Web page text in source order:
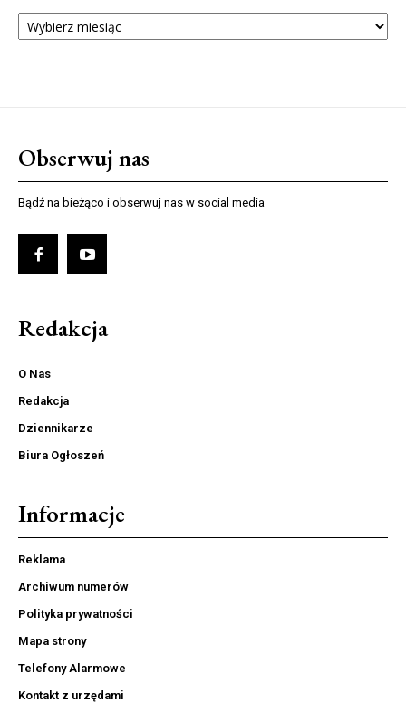
ARCHIWUM
NUMERÓW
Obserwuj nas
Bądź na bieżąco i obserwuj nas w social media
Redakcja
O Nas
Redakcja
Dziennikarze
Biura Ogłoszeń
Informacje
Reklama
Archiwum numerów
Polityka prywatności
Mapa strony
Telefony Alarmowe
Kontakt z urzędami